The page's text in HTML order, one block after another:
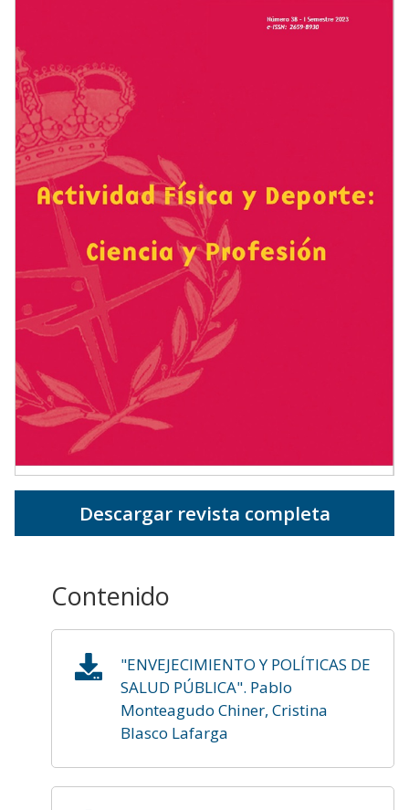
Descargar revista completa
Contenido
"ENVEJECIMIENTO Y POLÍTICAS DE
SALUD PÚBLICA". Pablo
Monteagudo Chiner, Cristina
Blasco Lafarga